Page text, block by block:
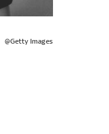
@Getty Images